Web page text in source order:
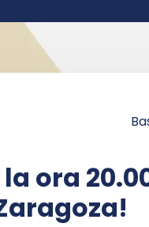
ora